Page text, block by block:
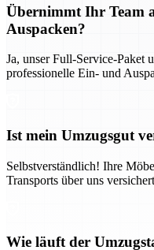
Übernimmt Ihr Team
Auspacken?
Ja, unser Full-Service-Paket
professionelle Ein- und
Ist mein Umzugsgut
Selbstverständlich! Ihre
Transports über uns
Wie läuft der